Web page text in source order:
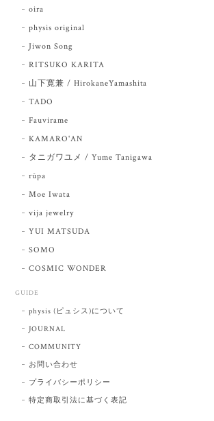
oira
physis original
Jiwon Song
RITSUKO KARITA
山下寛兼 / HirokaneYamashita
TADO
Fauvirame
KAMARO'AN
タニガワユメ / Yume Tanigawa
rūpa
Moe Iwata
vija jewelry
YUI MATSUDA
SOMO
COSMIC WONDER
GUIDE
physis (ピュシス)について
JOURNAL
COMMUNITY
お問い合わせ
プライバシーポリシー
特定商取引法に基づく表記